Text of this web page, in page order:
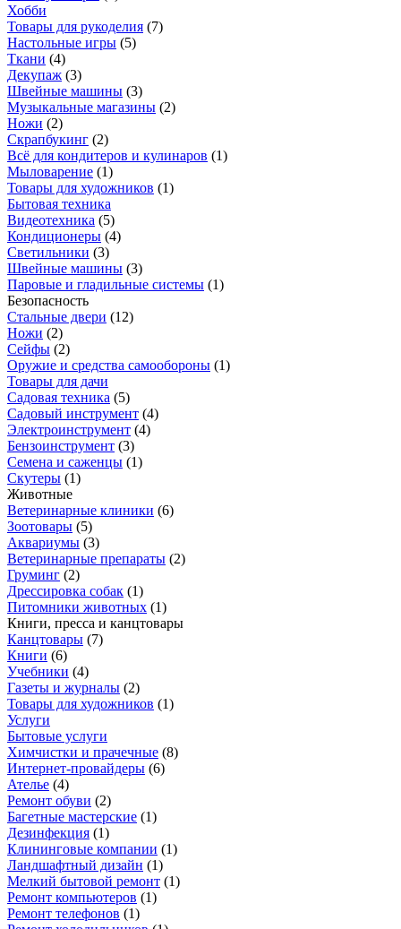
Хобби
Товары для рукоделия (7)
Настольные игры (5)
Ткани (4)
Декупаж (3)
Швейные машины (3)
Музыкальные магазины (2)
Ножи (2)
Скрапбукинг (2)
Всё для кондитеров и кулинаров (1)
Мыловарение (1)
Товары для художников (1)
Бытовая техника
Видеотехника (5)
Кондиционеры (4)
Светильники (3)
Швейные машины (3)
Паровые и гладильные системы (1)
Безопасность
Стальные двери (12)
Ножи (2)
Сейфы (2)
Оружие и средства самообороны (1)
Товары для дачи
Садовая техника (5)
Садовый инструмент (4)
Электроинструмент (4)
Бензоинструмент (3)
Семена и саженцы (1)
Скутеры (1)
Животные
Ветеринарные клиники (6)
Зоотовары (5)
Аквариумы (3)
Ветеринарные препараты (2)
Груминг (2)
Дрессировка собак (1)
Питомники животных (1)
Книги, пресса и канцтовары
Канцтовары (7)
Книги (6)
Учебники (4)
Газеты и журналы (2)
Товары для художников (1)
Услуги
Бытовые услуги
Химчистки и прачечные (8)
Интернет-провайдеры (6)
Ателье (4)
Ремонт обуви (2)
Багетные мастерские (1)
Дезинфекция (1)
Клининговые компании (1)
Ландшафтный дизайн (1)
Мелкий бытовой ремонт (1)
Ремонт компьютеров (1)
Ремонт телефонов (1)